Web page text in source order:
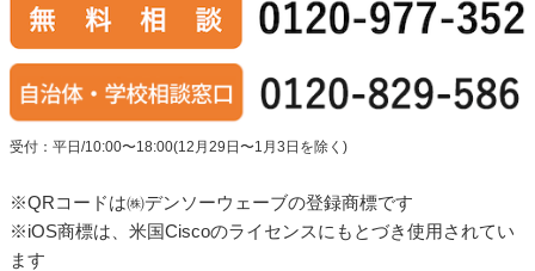
受付：平日/10:00〜18:00(12月29日〜1月3日を除く)
※QRコードは㈱デンソーウェーブの登録商標です
※iOS商標は、米国Ciscoのライセンスにもとづき使用されてい
ます